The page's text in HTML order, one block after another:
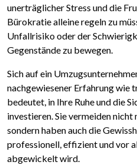
unerträglicher Stress und die
Bürokratie alleine regeln zu
Unfallrisiko oder der
Gegenstände zu bewegen.
Sich auf ein
nachgewiesener Erfahrung wie
bedeutet, in Ihre Ruhe und die
investieren. Sie vermeiden nicht
sondern haben auch die
professionell, effizient und vor
abgewickelt wird.